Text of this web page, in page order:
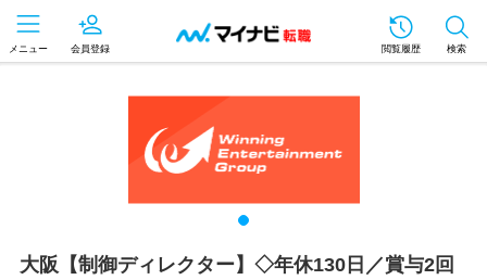
メニュー 会員登録 閲覧履歴 検索
大阪【制御ディレクター】◇年休130日／賞与2回